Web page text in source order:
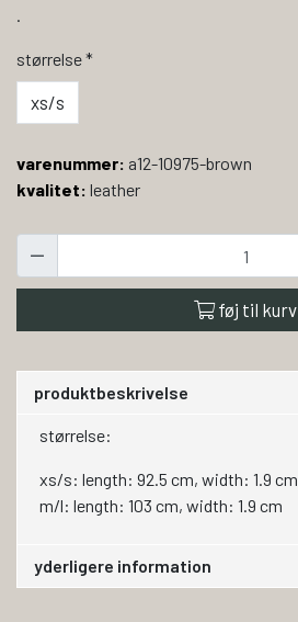
.
størrelse*
xs/s
varenummer: a12-10975-brown
kvalitet: leather
føj til kurv
produktbeskrivelse
størrelse:
xs/s: length: 92.5 cm, width: 1.9 cm
m/l: length: 103 cm, width: 1.9 cm
yderligere information